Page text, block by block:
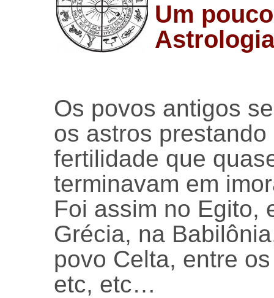
Um
Os povos antigos
os astros
fertilidade que
terminavam em
Foi assim no Egito,
Grécia, na
povo Celta, entre
etc, etc…